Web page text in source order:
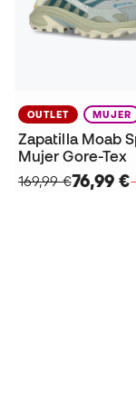
OUTLET MUJER
Zapatilla Moab
Mujer Gore-Tex
169,99 €76,99 €